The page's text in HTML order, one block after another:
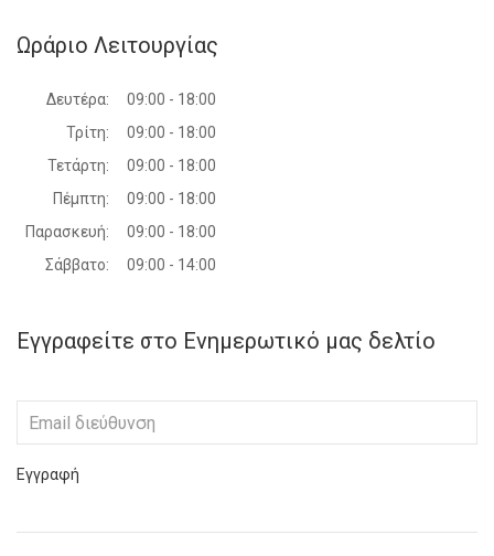
Ωράριο Λειτουργίας
Δευτέρα:
09:00 - 18:00
Τρίτη:
09:00 - 18:00
Τετάρτη:
09:00 - 18:00
Πέμπτη:
09:00 - 18:00
Παρασκευή:
09:00 - 18:00
Σάββατο:
09:00 - 14:00
Εγγραφείτε στο Ενημερωτικό μας δελτίο
Εγγραφή